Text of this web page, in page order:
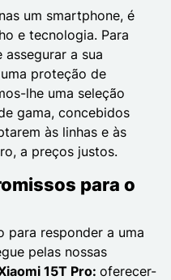
um smartphone, é
e tecnologia. Para
a sua
proteção de
lhe uma seleção
gama, concebidos
às linhas e às
a preços justos.
para o
para responder a uma
pelas nossas
15T Pro: oferecer-